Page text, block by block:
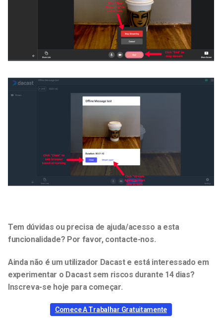
Tem dúvidas ou precisa de ajuda/acesso a esta
funcionalidade? Por favor, contacte-nos.
Ainda não é um utilizador Dacast e está interessado em
experimentar o Dacast sem riscos durante 14 dias?
Inscreva-se hoje para começar.
Comece A Trabalhar Gratuitamente